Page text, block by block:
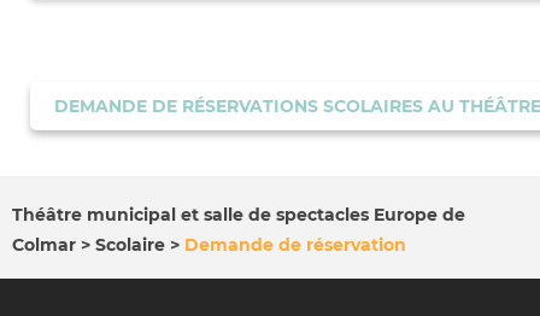
DEMANDE DE RÉSERVATIONS SCOLAIRES AU
FIL
Théâtre municipal et salle de spectacles Europe de
Colmar
Scolaire Demande de réservation